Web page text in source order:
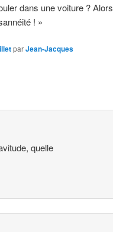
dans une voiture ? Alors
! »
parJean-Jacques
quelle